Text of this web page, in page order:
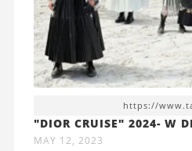
https://
"DIOR CRUISE" 2024- W
MAY 12, 2023